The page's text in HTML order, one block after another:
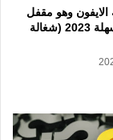
وهو مقفل
بالخطوات السهلة 2023 (شغالة